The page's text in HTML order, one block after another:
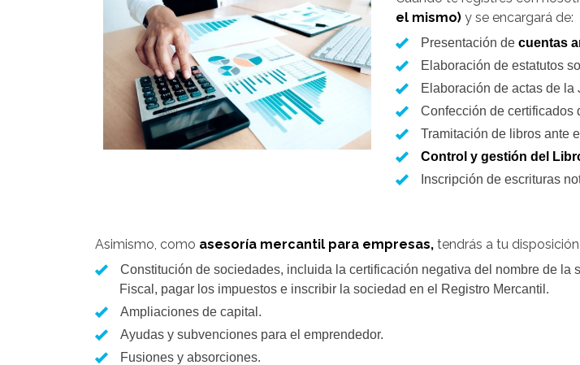
el mismo) y se encargará de:
Presentación de cuentas
Elaboración de estatutos
Elaboración de actas de la
Confección de certificados
Tramitación de libros ante
Control y gestión del
Inscripción de escrituras
Asimismo, como asesoría mercantil para empresas, tendrás a tu
Constitución de sociedades, incluida la certificación negativa del nombre de
Fiscal, pagar los impuestos e inscribir la sociedad en el Registro Mercantil.
Ampliaciones de capital.
Ayudas y subvenciones para el emprendedor.
Fusiones y absorciones.